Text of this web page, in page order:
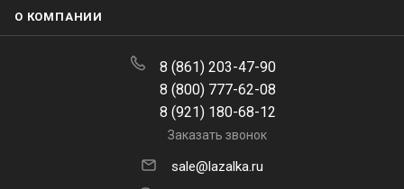
О КОМПАНИИ
8 (861) 203-47-90
8 (800) 777-62-08
8 (921) 180-68-12
Заказать звонок
sale@lazalka.ru